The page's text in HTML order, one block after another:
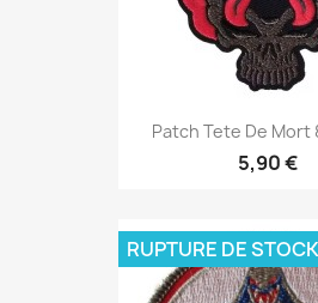
Patch Tete De Mort
5,90 €
RUPTURE DE STOCK